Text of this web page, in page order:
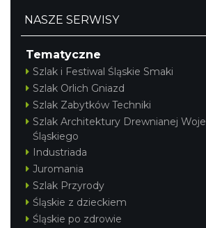
NASZE SERWISY
Tematyczne
Szlak i Festiwal Śląskie Smaki
Szlak Orlich Gniazd
Szlak Zabytków Techniki
Szlak Architektury Drewnianej
Śląskiego
Industriada
Juromania
Szlak Przyrody
Śląskie z dzieckiem
Śląskie po zdrowie